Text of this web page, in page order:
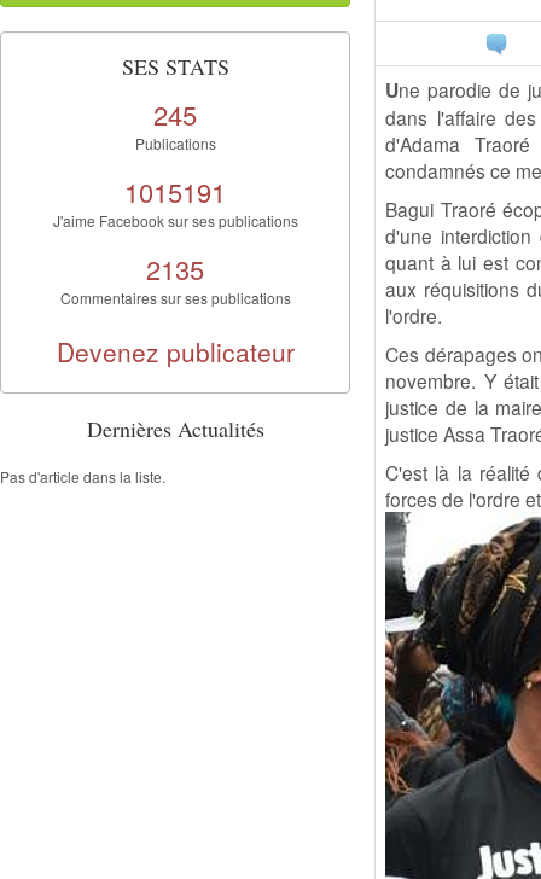
Une parodie de
dans l'affaire
d'Adama
condamnés ce
Bagui Traoré
d'une
quant à lui est
aux réquisitions
l'ordre.
Ces dérapages
novembre. Y
justice de la
justice Assa
C'est là la réalité
forces de l'ordre
SES STATS
245
Publications
1015191
J'aime Facebook sur ses publications
2135
Commentaires sur ses publications
Devenez publicateur
Dernières Actualités
Pas d'article dans la liste.